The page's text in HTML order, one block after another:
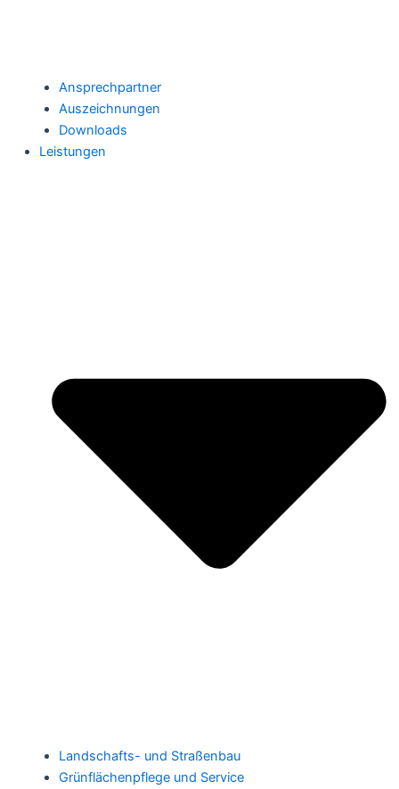
Ansprechpartner
Auszeichnungen
Downloads
Leistungen
Landschafts- und Straßenbau
Grünflächenpflege und Service